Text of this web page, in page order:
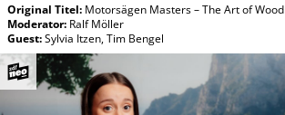
Original Titel: Motorsägen Masters – The Art of Wood
Moderator: Ralf Möller
Guest:Sylvia Itzen,Tim Bengel